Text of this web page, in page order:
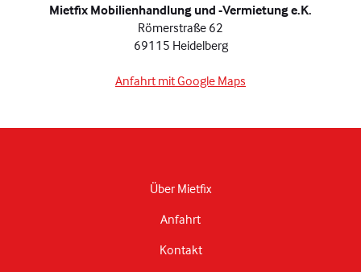
Mietfix Mobilienhandlung und -Vermietung e.K.
Römerstraße 62
69115 Heidelberg
Anfahrt mit Google Maps
Über Mietfix
Anfahrt
Kontakt